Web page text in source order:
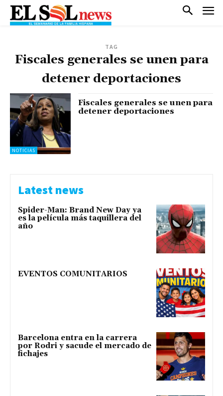
TAG
Fiscales generales se unen para
detener deportaciones
NOTICIAS
Fiscales generales se unen para
detener deportaciones
Latest news
Spider-Man: Brand New Day ya
es la película más taquillera del
año
EVENTOS COMUNITARIOS
Barcelona entra en la carrera
por Rodri y sacude el mercado de
fichajes